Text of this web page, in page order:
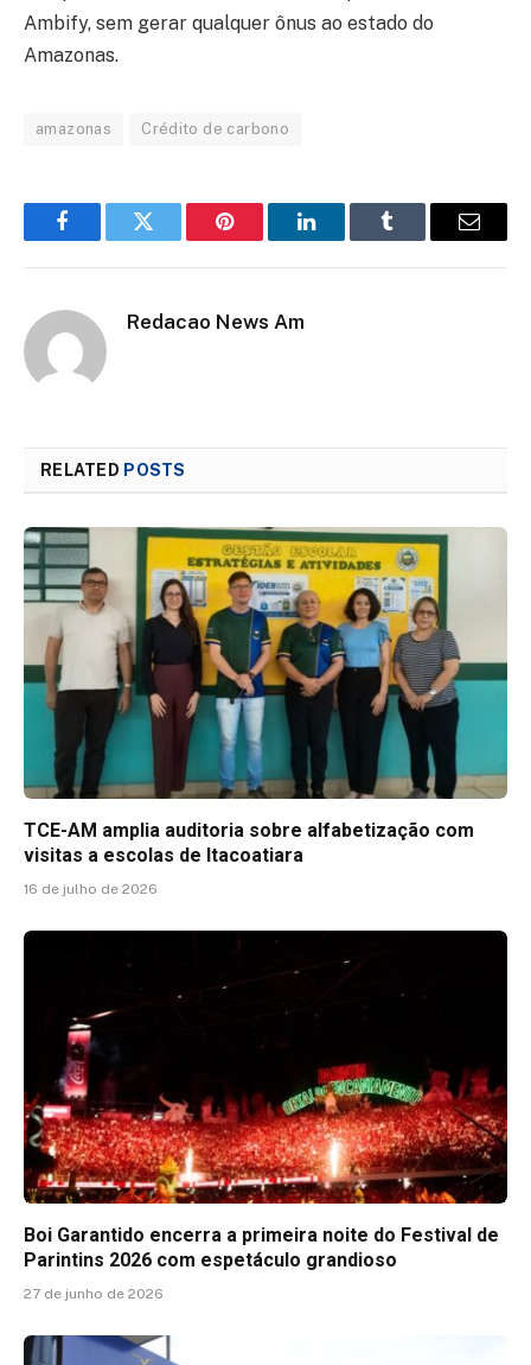
Ambify, sem gerar qualquer ônus ao estado do
Amazonas.
amazonas Crédito de carbono
FacebookTwitter Pinterest LinkedInTumblr Email
Redacao News Am
RELATED POSTS
TCE-AM amplia auditoria sobre alfabetização com
visitas a escolas de Itacoatiara
16 de julho de 2026
Boi Garantido encerra a primeira noite do Festival de
Parintins 2026 com espetáculo grandioso
27 de junho de 2026